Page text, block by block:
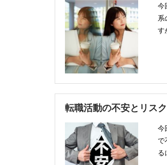
今
系
す
転職活動の不安とリス
今
で
る